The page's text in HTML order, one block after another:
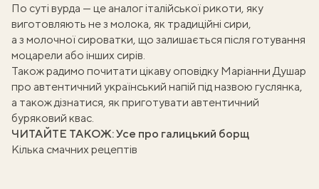
По суті вурда — це аналогіталійської рикоти, яку
виготовляють не з молока, як традиційні сири,
а з молочної сироватки, що залишається після готування
моцарели або інших сирів.
Також радимо почитати цікаву оповідку Маріанни Душар
про автентичний український напій під назвою гуслянка,
а також дізнатися, як приготувати автентичний
буряковий квас
ЧИТАЙТЕ ТАКОЖ:Усе про галицький борщ
Кілька смачних рецептів